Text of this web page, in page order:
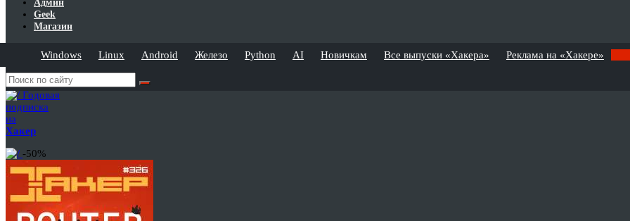
Админ
Geek
Магазин
Windows Linux Android Железо Python AI Новичкам Все выпуски «Хакера» Реклама на «Хакере»
Годовая
подписка
на
Хакер
-50%